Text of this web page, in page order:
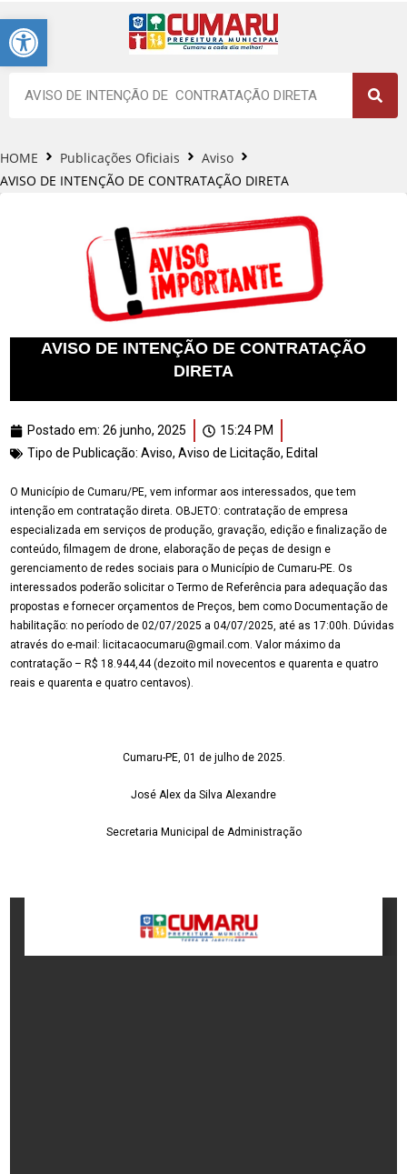
Barra de Ferramentas Aberta
HOME Publicações Oficiais
Aviso
AVISO DE INTENÇÃO DE CONTRATAÇÃO DIRETA
AVISO DE INTENÇÃO DE CONTRATAÇÃO
DIRETA
Postado em: 26 junho, 2025
15:24 PM
Tipo de Publicação: Aviso, Aviso de Licitação, Edital
O Município de Cumaru/PE, vem informar aos interessados, que tem
intenção em contratação direta. OBJETO: contratação de empresa
especializada em serviços de produção, gravação, edição e finalização de
conteúdo, filmagem de drone, elaboração de peças de design e
gerenciamento de redes sociais para o Município de Cumaru-PE. Os
interessados poderão solicitar o Termo de Referência para adequação das
propostas e fornecer orçamentos de Preços, bem como Documentação de
habilitação: no período de 02/07/2025 a 04/07/2025, até as 17:00h. Dúvidas
através do e-mail: licitacaocumaru@gmail.com. Valor máximo da
contratação – R$ 18.944,44 (dezoito mil novecentos e quarenta e quatro
reais e quarenta e quatro centavos).
Cumaru-PE, 01 de julho de 2025.
José Alex da Silva Alexandre
Secretaria Municipal de Administração